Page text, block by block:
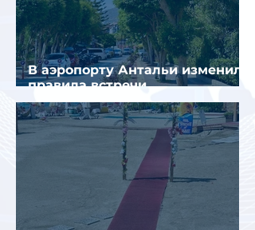
В аэропорту Антальи изменили
правила встречи
организованных туристов